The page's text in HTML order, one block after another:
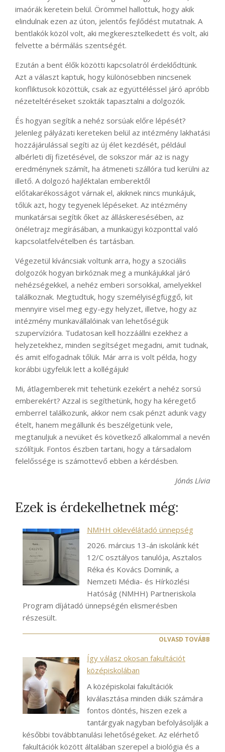
imaórák keretein belül. Örömmel hallottuk, hogy akik
elindulnak ezen az úton, jelentős fejlődést mutatnak. A
bentlakók közöl volt, aki megkeresztelkedett és volt, aki
felvette a bérmálás szentségét.
Ezután a bent élők közötti kapcsolatról érdeklődtünk.
Azt a választ kaptuk, hogy különösebben nincsenek
konfliktusok közöttük, csak az együttéléssel járó apróbb
nézeteltéréseket szokták tapasztalni a dolgozók.
És hogyan segítik a nehéz sorsúak előre lépését?
Jelenleg pályázati kereteken belül az intézmény lakhatási
hozzájárulással segíti az új élet kezdését, például
albérleti díj fizetésével, de sokszor már az is nagy
eredménynek számít, ha átmeneti szállóra tud kerülni az
illető. A dolgozó hajléktalan emberektől
előtakarékosságot várnak el, akiknek nincs munkájuk,
tőlük azt, hogy tegyenek lépéseket. Az intézmény
munkatársai segítik őket az álláskeresésében, az
önéletrajz megírásában, a munkaügyi központtal való
kapcsolatfelvételben és tartásban.
Végezetül kíváncsiak voltunk arra, hogy a szociális
dolgozók hogyan birkóznak meg a munkájukkal járó
nehézségekkel, a nehéz emberi sorsokkal, amelyekkel
találkoznak. Megtudtuk, hogy személyiségfüggő, kit
mennyire visel meg egy-egy helyzet, illetve, hogy az
intézmény munkavállalóinak van lehetőségük
szupervízióra. Tudatosan kell hozzáállni ezekhez a
helyzetekhez, minden segítséget megadni, amit tudnak,
és amit elfogadnak tőlük. Már arra is volt példa, hogy
korábbi ügyfelük lett a kollégájuk!
Mi, átlagemberek mit tehetünk ezekért a nehéz sorsú
emberekért? Azzal is segíthetünk, hogy ha kéregető
emberrel találkozunk, akkor nem csak pénzt adunk vagy
ételt, hanem megállunk és beszélgetünk vele,
megtanuljuk a nevüket és következő alkalommal a nevén
szólítjuk. Fontos észben tartani, hogy a társadalom
felelőssége is számottevő ebben a kérdésben.
Jónás Lívia
Ezek is érdekelhetnek még:
NMHH oklevélátadó ünnepség
2026. március 13-án iskolánk két
12/C osztályos tanulója, Asztalos
Réka és Kovács Dominik, a
Nemzeti Média- és Hírközlési
Hatóság (NMHH) Partneriskola
Program díjátadó ünnepségén elismerésben
részesült.
OLVASD TOVÁBB
Így válasz okosan fakultációt
középiskolában
A középiskolai fakultációk
kiválasztása minden diák számára
fontos döntés, hiszen ezek a
tantárgyak nagyban befolyásolják a
későbbi továbbtanulási lehetőségeket. Az elérhető
fakultációk között általában szerepel a biológia és a